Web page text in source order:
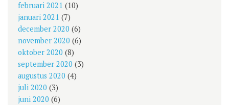
februari 2021 (10)
januari 2021 (7)
december 2020 (6)
november 2020 (6)
oktober 2020 (8)
september 2020 (3)
augustus 2020 (4)
juli 2020 (3)
juni 2020 (6)